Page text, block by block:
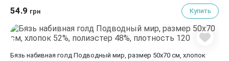
54.9 грн Купить
Бязь набивная голд Подводный мир, размер 50х70 см, хлопок